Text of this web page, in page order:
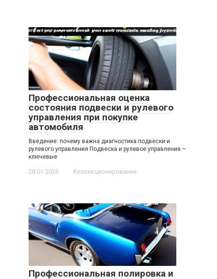
Профессиональная оценка
состояния подвески и рулевого
управления при покупке
автомобиля
Введение: почему важна диагностика подвески и
рулевого управления Подвеска и рулевое управление –
ключевые
28.01.2026 Коллекционирование
Профессиональная полировка и